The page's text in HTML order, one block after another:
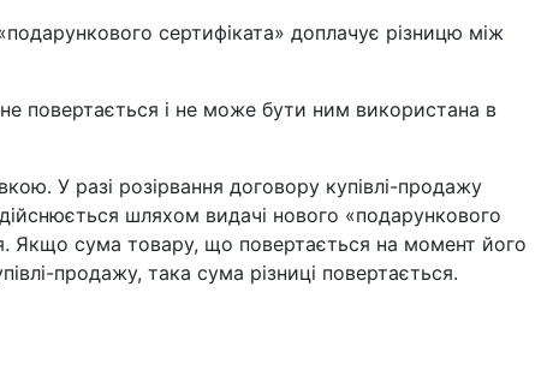
сертифіката» доплачує різницю між
повертається і не може бути ним використана в
У разі розірвання договору купівлі-продажу
шляхом видачі нового «подарункового
Якщо сума товару, що повертається на момент його
продажу, така сума різниці повертається.